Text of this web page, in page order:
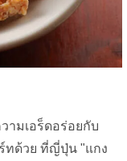
ามเอร็ดอร่อยกับ
ทด้วย ที่ญี่ปุ่น "แกง